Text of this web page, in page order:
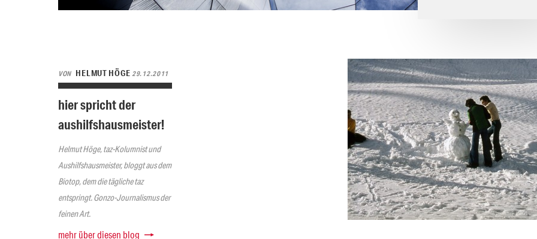
VON HELMUT HÖGE29.12.2011
hier spricht der
aushilfshausmeister!
Helmut Höge, taz-Kolumnist und
Aushilfshausmeister, bloggt aus dem
Biotop, dem die tägliche taz
entspringt. Gonzo-Journalismus der
feinen Art.
mehr über diesen blog